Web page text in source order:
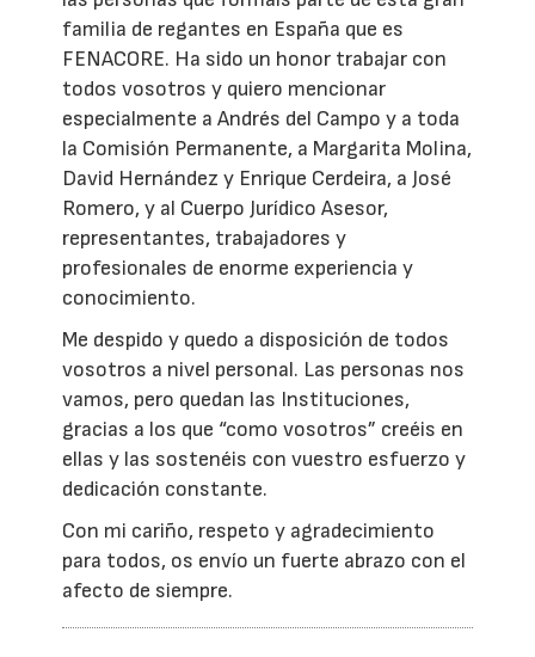
familia de regantes en España que es
FENACORE. Ha sido un honor trabajar con
todos vosotros y quiero mencionar
especialmente a Andrés del Campo y a toda
la Comisión Permanente, a Margarita Molina,
David Hernández y Enrique Cerdeira, a José
Romero, y al Cuerpo Jurídico Asesor,
representantes, trabajadores y
profesionales de enorme experiencia y
conocimiento.
Me despido y quedo a disposición de todos
vosotros a nivel personal. Las personas nos
vamos, pero quedan las Instituciones,
gracias a los que “como vosotros” creéis en
ellas y las sostenéis con vuestro esfuerzo y
dedicación constante.
Con mi cariño, respeto y agradecimiento
para todos, os envío un fuerte abrazo con el
afecto de siempre.